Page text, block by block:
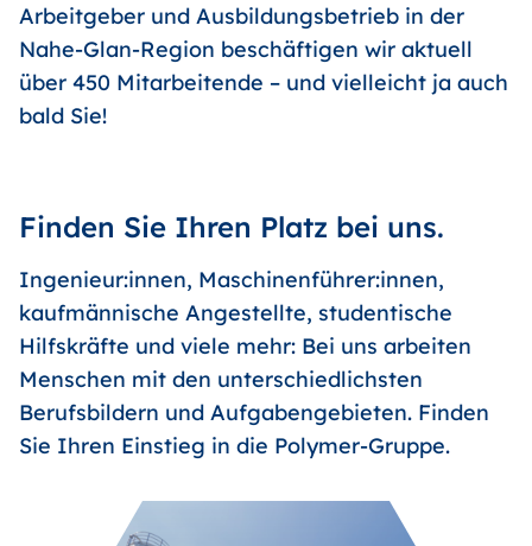
Arbeitgeber und Ausbildungsbetrieb in der
Nahe-Glan-Region beschäftigen wir aktuell
über 450 Mitarbeitende – und vielleicht ja auch
bald Sie!
Finden Sie Ihren Platz bei uns.
Ingenieur:innen, Maschinenführer:innen,
kaufmännische Angestellte, studentische
Hilfskräfte und viele mehr: Bei uns arbeiten
Menschen mit den unterschiedlichsten
Berufsbildern und Aufgabengebieten. Finden
Sie Ihren Einstieg in die Polymer-Gruppe.